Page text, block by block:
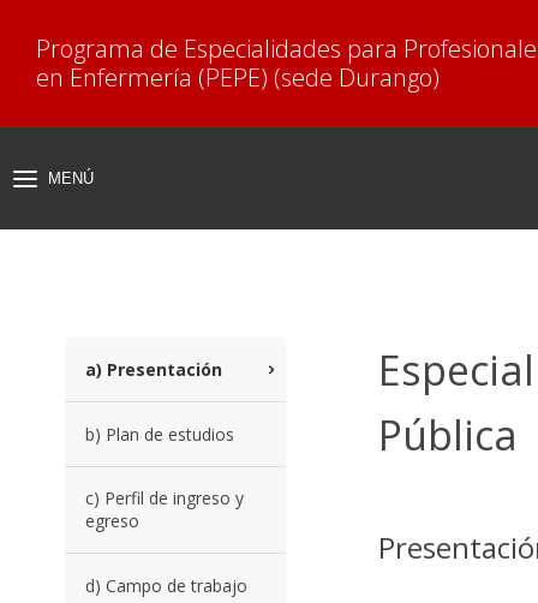
Programa de Especialidades para
en Enfermería (PEPE) (sede Durango)
MENÚ
a) Presentación
b) Plan de estudios
c) Perfil de ingreso y
egreso
d) Campo de trabajo
Pública